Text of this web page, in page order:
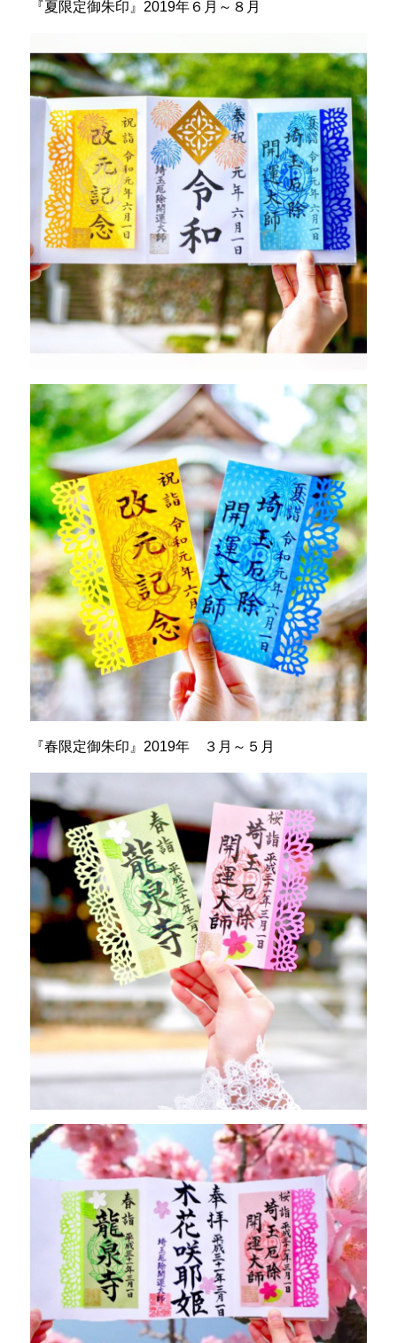
『夏限定御朱印』2019年６月～８月
『春限定御朱印』2019年 ３月～５月